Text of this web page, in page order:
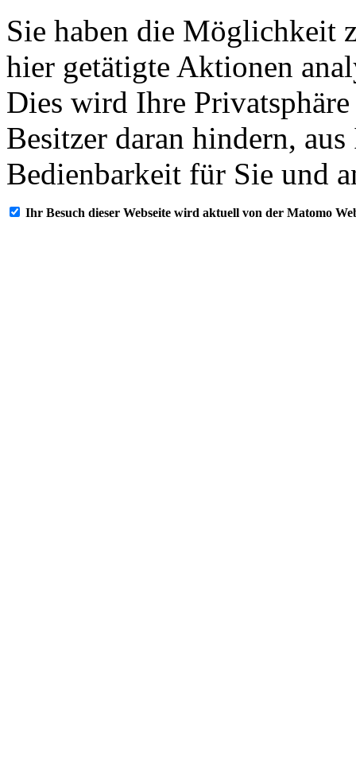
Sie haben die Möglichkeit
hier getätigte Aktionen
Dies wird Ihre
Besitzer daran hindern,
Bedienbarkeit für Sie und
Ihr Besuch dieser Webseite wird aktuell von der Matomo